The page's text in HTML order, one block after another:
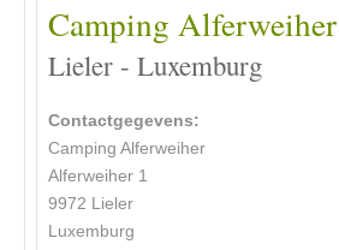
Camping Alferweiher
Lieler - Luxemburg
Contactgegevens:
Camping Alferweiher
Alferweiher 1
9972 Lieler
Luxemburg